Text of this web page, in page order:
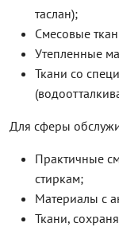
таслан);
Смесовые
Утепленные
Ткани со
Для сферы
Практичные
стиркам;
Материалы с
Ткани,